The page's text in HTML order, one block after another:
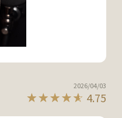
4.75
2026/04/03